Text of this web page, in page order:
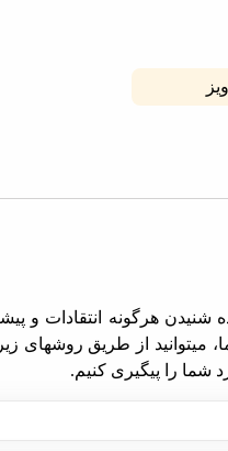
انتقادات و پیشنهادات
طریق روشهای زیر اقدام
کنیم.